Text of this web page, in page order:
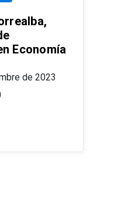
Economía
de 2023